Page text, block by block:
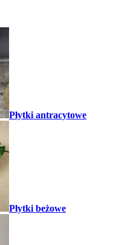
Płytki antracytowe
Płytki beżowe